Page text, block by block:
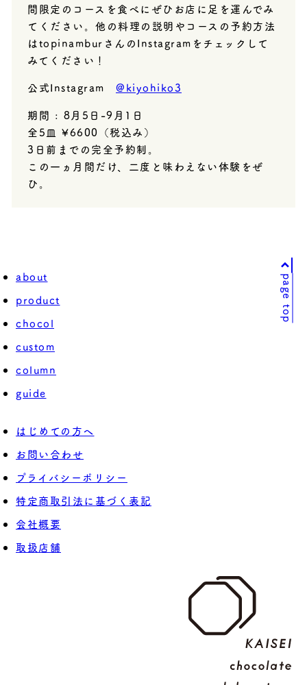
間限定のコースを食べにぜひお店に足を運んでみ
てください。他の料理の説明やコースの予約方法
はtopinamburさんのInstagramをチェックして
みてください！
公式Instagram @kiyohiko3
期間 : 8月5日-9月1日
全5皿 ¥6600（税込み）
3日前までの完全予約制。
この一ヵ月間だけ、二度と味わえない体験をぜ
ひ。
about
product
chocol
custom
column
guide
はじめての方へ
お問い合わせ
プライバシーポリシー
特定商取引法に基づく表記
会社概要
取扱店舗
page top